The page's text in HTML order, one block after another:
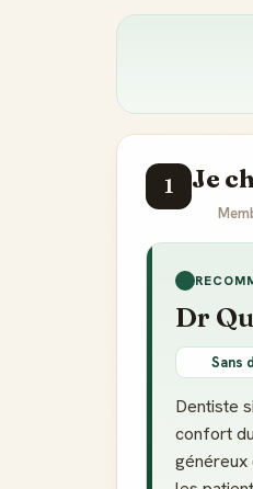
9 Qui
1 Je
Dr
Sans
Dentiste
confort
généreux